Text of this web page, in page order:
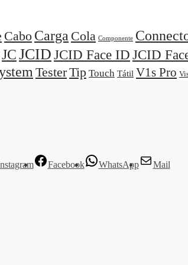
Cabo Carga Cola Componente
JCJCIDJCID Face IDJCID
TesterTip Touch Tátil V1s Pro
Facebook WhatsApp Mail